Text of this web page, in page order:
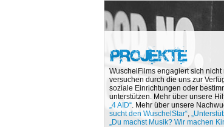
WuschelFilms engagiert sich
versuchen durch die uns zur
soziale Einrichtungen oder
unterstützen. Mehr über unsere
„4 AID“. Mehr über unsere
sucht den WuschelStar“,
„Du machst Musik? Wir machen